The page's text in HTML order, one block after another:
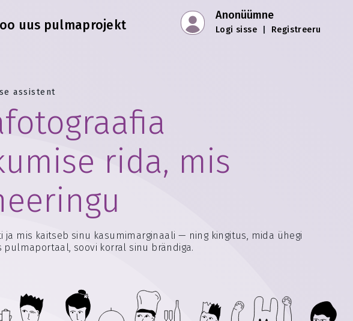
uus pulmaprojekt
Anonüümne
Logi sisse Registreeru
assistent
rida, mis
mis kaitseb sinu kasumimarginaali — ning kingitus, mida ühegi
soovi korral sinu brändiga.